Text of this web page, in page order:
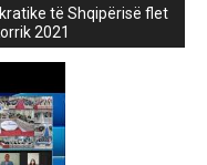
të Shqipërisë flet
2021